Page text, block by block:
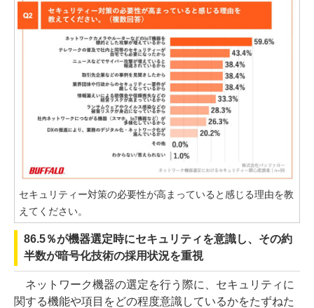
セキュリティー対策の必要性が高まっていると感じる理由を教
えてください。
86.5％が機器選定時にセキュリティを意識し、その約
半数が暗号化技術の採用状況を重視
ネットワーク機器の選定を行う際に、セキュリティに
関する機能や項目をどの程度意識しているかをたずねた